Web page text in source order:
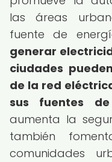
las áreas
fuente de
generar
ciudades
de la red
sus fuentes
aumenta la
también
comunidades